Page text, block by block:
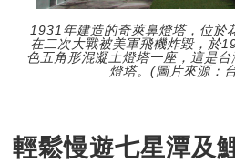
1931年建造的奇萊鼻燈塔，位於
在二次大戰被美軍飛機炸毀，於
色五角形混凝土燈塔一座，這是
燈塔。(圖片來源：
輕鬆慢遊七星潭及